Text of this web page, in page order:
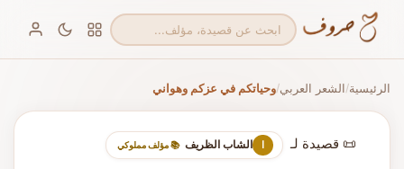
الرئيسية/الشعر العربي/وحياتكم في عزكم وهواني
📜 قصيدة لـ ا الشاب الظريف 📚 مؤلف مملوكي